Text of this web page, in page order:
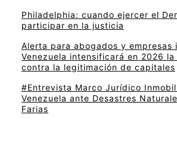
Philadelphia: cuando ejercer el
participar en la justicia
Alerta para abogados y empresas
Venezuela intensificará en 2026
contra la legitimación de capitales
#Entrevista Marco Jurídico
Venezuela ante Desastres
Farias